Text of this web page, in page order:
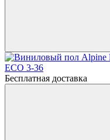
Бесплатная доставка